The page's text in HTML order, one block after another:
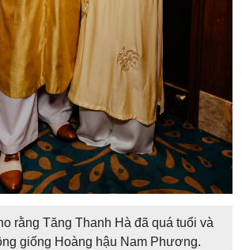
rằng Tăng Thanh Hà đã quá tuổi và
giống Hoàng hậu Nam Phương.